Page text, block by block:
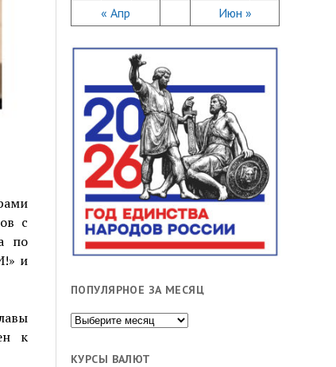
с
по
и
к
« Апр Июн »
ПОПУЛЯРНОЕ ЗА МЕСЯЦ
Популярное
месяц
КУРСЫ ВАЛЮТ